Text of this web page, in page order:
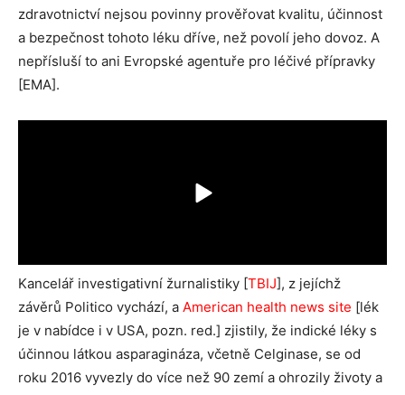
zdravotnictví nejsou povinny prověřovat kvalitu, účinnost
a bezpečnost tohoto léku dříve, než povolí jeho dovoz. A
nepřísluší to ani Evropské agentuře pro léčivé přípravky
[EMA].
Kancelář investigativní žurnalistiky [TBIJ], z jejíchž
závěrů Politico vychází, a American health news site [lék
je v nabídce i v USA, pozn. red.] zjistily, že indické léky s
účinnou látkou asparagináza, včetně Celginase, se od
roku 2016 vyvezly do více než 90 zemí a ohrozily životy a